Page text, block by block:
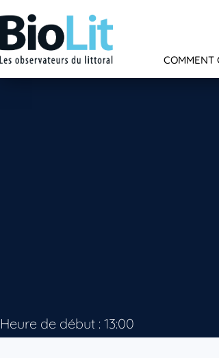
COMMENT
Heure de début : 13:00